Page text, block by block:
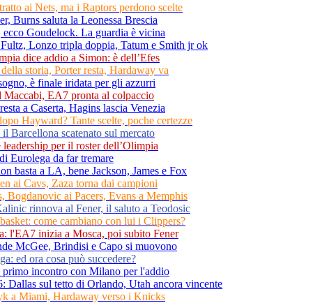
ai Nets, ma i Raptors perdono scelte
Burns saluta la Leonessa Brescia
Goudelock. La guardia è vicina
Lonzo tripla doppia, Tatum e Smith jr ok
dice addio a Simon: è dell’Efes
storia, Porter resta, Hardaway va
è finale iridata per gli azzurri
EA7 pronta al colpaccio
a Caserta, Hagins lascia Venezia
Hayward? Tante scelte, poche certezze
Barcellona scatenato sul mercato
per il roster dell’Olimpia
Eurolega da far tremare
basta a LA, bene Jackson, James e Fox
ai Cavs, Zaza torna dai campioni
Bogdanovic ai Pacers, Evans a Memphis
rinnova al Fener, il saluto a Teodosic
come cambiano con lui i Clippers?
l'EA7 inizia a Mosca, poi subito Fener
McGee, Brindisi e Capo si muovono
ed ora cosa può succedere?
incontro con Milano per l'addio
Dallas sul tetto di Orlando, Utah ancora vincente
a Miami, Hardaway verso i Knicks